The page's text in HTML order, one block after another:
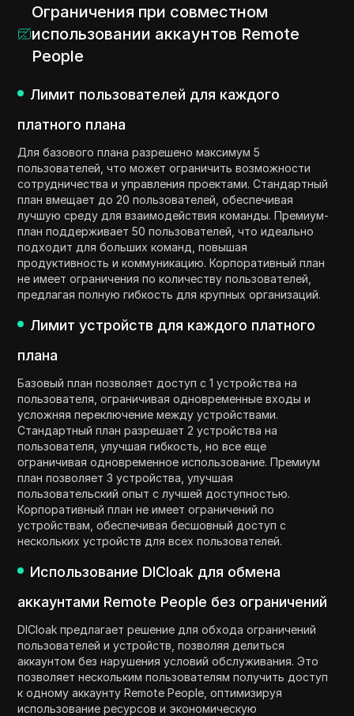
Ограничения при совместном
использовании аккаунтов Remote
People
Лимит пользователей для каждого
платного плана
Для базового плана разрешено максимум 5
пользователей, что может ограничить возможности
сотрудничества и управления проектами. Стандартный
план вмещает до 20 пользователей, обеспечивая
лучшую среду для взаимодействия команды. Премиум-
план поддерживает 50 пользователей, что идеально
подходит для больших команд, повышая
продуктивность и коммуникацию. Корпоративный план
не имеет ограничения по количеству пользователей,
предлагая полную гибкость для крупных организаций.
Лимит устройств для каждого платного
плана
Базовый план позволяет доступ с 1 устройства на
пользователя, ограничивая одновременные входы и
усложняя переключение между устройствами.
Стандартный план разрешает 2 устройства на
пользователя, улучшая гибкость, но все еще
ограничивая одновременное использование. Премиум
план позволяет 3 устройства, улучшая
пользовательский опыт с лучшей доступностью.
Корпоративный план не имеет ограничений по
устройствам, обеспечивая бесшовный доступ с
нескольких устройств для всех пользователей.
Использование DICloak для обмена
аккаунтами Remote People без ограничений
DICloak предлагает решение для обхода ограничений
пользователей и устройств, позволяя делиться
аккаунтом без нарушения условий обслуживания. Это
позволяет нескольким пользователям получить доступ
к одному аккаунту Remote People, оптимизируя
использование ресурсов и экономическую